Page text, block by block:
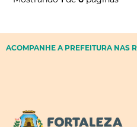
ACOMPANHE A PREFEITURA NAS